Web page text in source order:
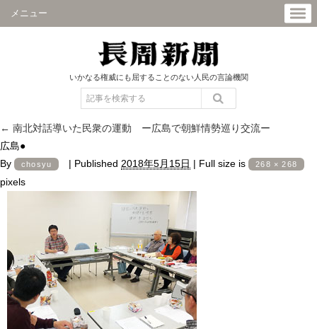
メニュー
いかなる権威にも屈することのない人民の言論機関
← 南北対話導いた民衆の運動 ー広島で朝鮮情勢巡り交流ー
広島●
By
chosyu | Published 2018年5月15日 | Full size is 268 × 268
pixels